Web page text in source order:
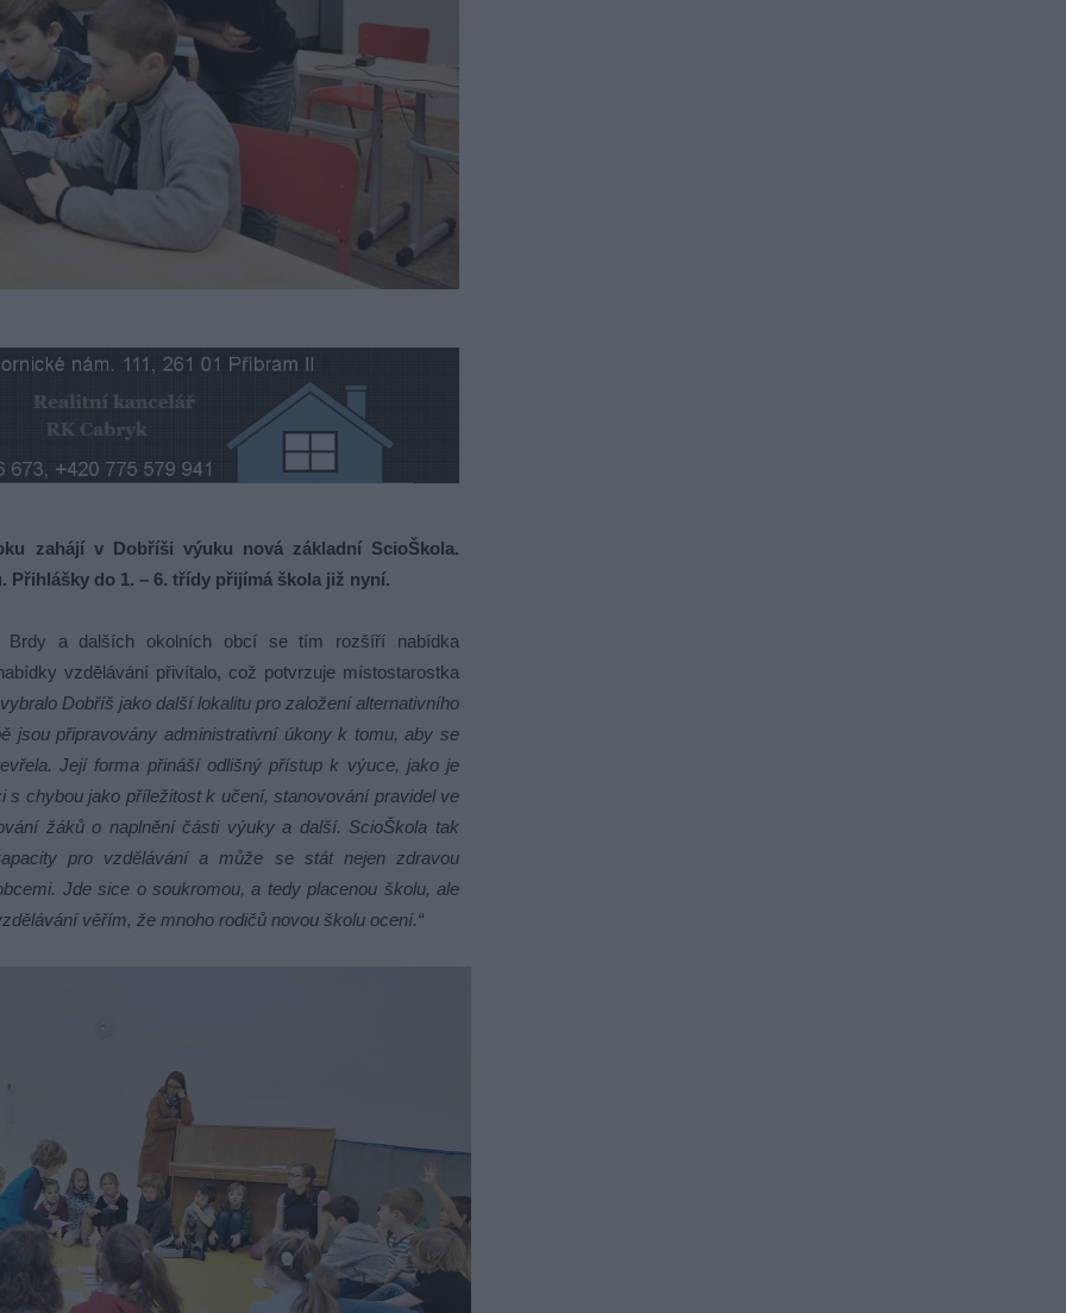
zahájí v Dobříši výuku nová základní ScioŠkola.
Přihlášky do 1. – 6. třídy přijímá škola již nyní.
Brdy a dalších okolních obcí se tím rozšíří nabídka
vzdělávání přivítalo, což potvrzuje místostarostka
Dobříš jako další lokalitu pro založení alternativního
jsou připravovány administrativní úkony k tomu, aby se
Její forma přináší odlišný přístup k výuce, jako je
chybou jako příležitost k učení, stanovování pravidel ve
žáků o naplnění části výuky a další. ScioŠkola tak
pro vzdělávání a může se stát nejen zdravou
Jde sice o soukromou, a tedy placenou školu, ale
věřím, že mnoho rodičů novou školu ocení.“